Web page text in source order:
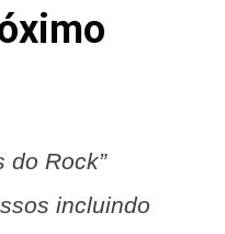
do Rock”
incluindo